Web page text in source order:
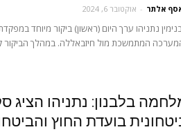
אלתר - אוקטובר 6, 2024
המתמשכת מול חיזבאללה. במהלך הביקור
בלבנון: נתניהו הציג
בועדת החוץ